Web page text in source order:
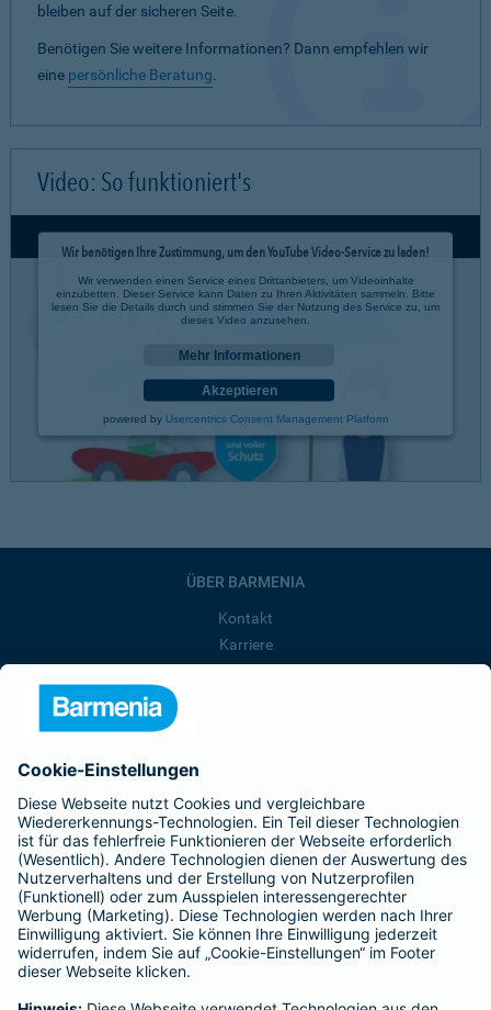
bleiben auf der sicheren Seite.
Benötigen Sie weitere Informationen? Dann empfehlen wir
eine persönliche Beratung.
Video: So funktioniert's
Wir benötigen Ihre Zustimmung, um den YouTube Video-Service zu laden!
Wir verwenden einen Service eines Drittanbieters, um Videoinhalte
einzubetten. Dieser Service kann Daten zu Ihren Aktivitäten sammeln. Bitte
lesen Sie die Details durch und stimmen Sie der Nutzung des Service zu, um
dieses Video anzusehen.
Mehr Informationen
Akzeptieren
powered by Usercentrics Consent Management Platform
ÜBER BARMENIA
Kontakt
Karriere
Barmenia ist Teil der BarmeniaGothaer
BELIEBTE SEITEN
Kranken-Zusatzversicherung
Tierversicherungen
Haftpflichtversicherung
Hausratversicherung